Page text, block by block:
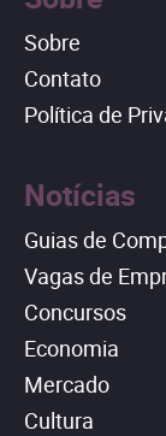
Sobre
Contato
Política de
Notícias
Guias de
Vagas de
Concursos
Economia
Mercado
Cultura